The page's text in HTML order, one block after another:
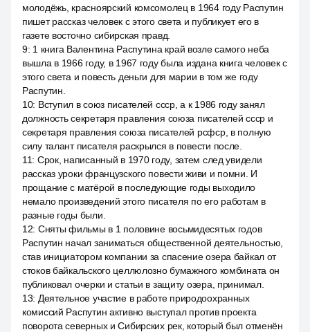
молодёжь, красноярский комсомолец в 1964 году Распутин
пишет рассказ человек с этого света и публикует его в
газете восточно сибирская правд.
9: 1 книга Валентина Распутина край возле самого неба
вышла в 1966 году, в 1967 году была издана книга человек с
этого света и повесть деньги для марии в том же году
Распутин.
10: Вступил в союз писателей ссср, а к 1986 году занял
должность секретаря правления союза писателей ссср и
секретаря правления союза писателей рсфср, в полную
силу талант писателя раскрылся в повести после.
11: Срок, написанный в 1970 году, затем след увидели
рассказ уроки французского повести живи и помни. И
прощание с матёрой в последующие годы выходило
немало произведений этого писателя по его работам в
разные годы были.
12: Сняты фильмы в 1 половине восьмидесятых годов
Распутин начал заниматься общественной деятельностью,
став инициатором компании за спасение озера байкал от
стоков байкальского целлюлозно бумажного комбината он
публиковал очерки и статьи в защиту озера, принимал.
13: Деятельное участие в работе природоохранных
комиссий Распутин активно выступал против проекта
поворота северных и Сибирских рек, который был отменён